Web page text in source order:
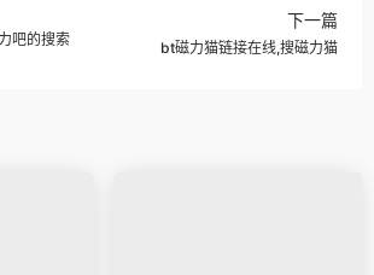
吧的搜索
下一篇
bt磁力猫链接在线,搜磁力猫